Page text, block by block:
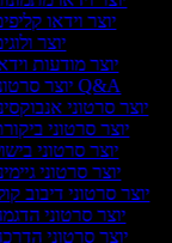
יוצר וידאו
יוצר
יוצר מודעות
יוצר סרטוני Q&A
יוצר סרטוני
יוצר סרטוני
יוצר סרטוני
יוצר סרטוני
יוצר סרטוני דיבוב
יוצר סרטוני
יוצר סרטוני